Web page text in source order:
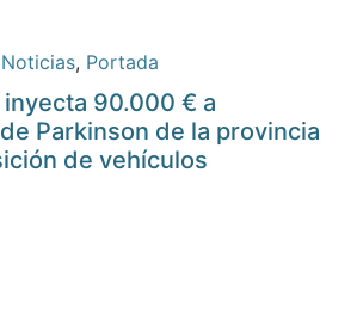
Noticias, Portada
90.000 € a
Parkinson de la provincia
de vehículos